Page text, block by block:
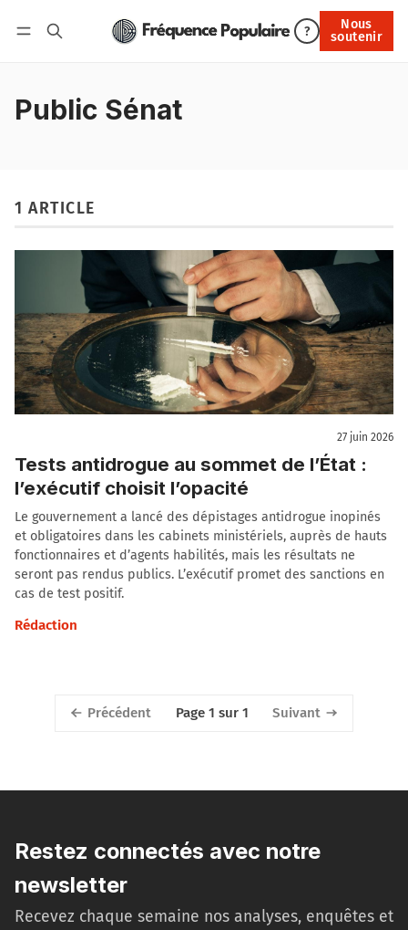
?
Nous
soutenir
Nous soutenir
Public Sénat
1 ARTICLE
27 juin 2026
Tests antidrogue au sommet de l’État :
l’exécutif choisit l’opacité
Le gouvernement a lancé des dépistages antidrogue inopinés
et obligatoires dans les cabinets ministériels, auprès de hauts
fonctionnaires et d’agents habilités, mais les résultats ne
seront pas rendus publics. L’exécutif promet des sanctions en
cas de test positif.
Rédaction
Précédent Page 1 sur 1 Suivant
Restez connectés avec notre
newsletter
Recevez chaque semaine nos analyses, enquêtes et